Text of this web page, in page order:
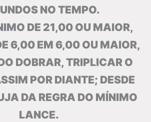
NO TEMPO.
DE 21,00 OU MAIOR,
6,00 EM 6,00 OU MAIOR,
DOBRAR, TRIPLICAR O
POR DIANTE; DESDE
DA REGRA DO MÍNIMO
LANCE.